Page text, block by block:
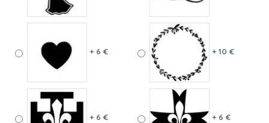
+ 6 € + 10 €
+ 6 € + 6 €